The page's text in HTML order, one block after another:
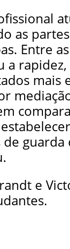
as
Entre
a
mais
de
e